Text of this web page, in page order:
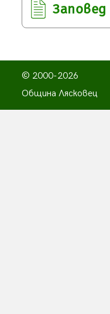
Заповед
© 2000-2026
Община Лясковец